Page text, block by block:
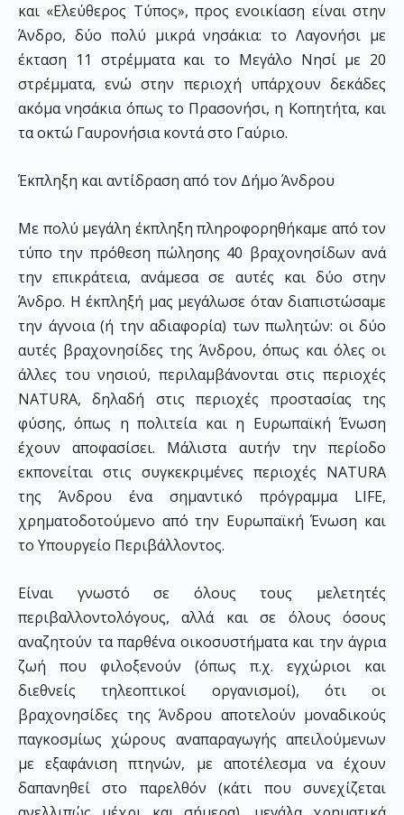
και «Ελεύθερος Τύπος», προς ενοικίαση είναι στην
Άνδρο, δύο πολύ μικρά νησάκια: το Λαγονήσι με
έκταση 11 στρέμματα και το Μεγάλο Νησί με 20
στρέμματα, ενώ στην περιοχή υπάρχουν δεκάδες
ακόμα νησάκια όπως το Πρασονήσι, η Κοπητήτα, και
τα οκτώ Γαυρονήσια κοντά στο Γαύριο.
Έκπληξη και αντίδραση από τον Δήμο Άνδρου
Με πολύ μεγάλη έκπληξη πληροφορηθήκαμε από τον
τύπο την πρόθεση πώλησης 40 βραχονησίδων ανά
την επικράτεια, ανάμεσα σε αυτές και δύο στην
Άνδρο. Η έκπληξή μας μεγάλωσε όταν διαπιστώσαμε
την άγνοια (ή την αδιαφορία) των πωλητών: οι δύο
αυτές βραχονησίδες της Άνδρου, όπως και όλες οι
άλλες του νησιού, περιλαμβάνονται στις περιοχές
NATURA, δηλαδή στις περιοχές προστασίας της
φύσης, όπως η πολιτεία και η Ευρωπαϊκή Ένωση
έχουν αποφασίσει. Μάλιστα αυτήν την περίοδο
εκπονείται στις συγκεκριμένες περιοχές NATURA
της Άνδρου ένα σημαντικό πρόγραμμα LIFE,
χρηματοδοτούμενο από την Ευρωπαϊκή Ένωση και
το Υπουργείο Περιβάλλοντος.
Είναι γνωστό σε όλους τους μελετητές
περιβαλλοντολόγους, αλλά και σε όλους όσους
αναζητούν τα παρθένα οικοσυστήματα και την άγρια
ζωή που φιλοξενούν (όπως π.χ. εγχώριοι και
διεθνείς τηλεοπτικοί οργανισμοί), ότι οι
βραχονησίδες της Άνδρου αποτελούν μοναδικούς
παγκοσμίως χώρους αναπαραγωγής απειλούμενων
με εξαφάνιση πτηνών, με αποτέλεσμα να έχουν
δαπανηθεί στο παρελθόν (κάτι που συνεχίζεται